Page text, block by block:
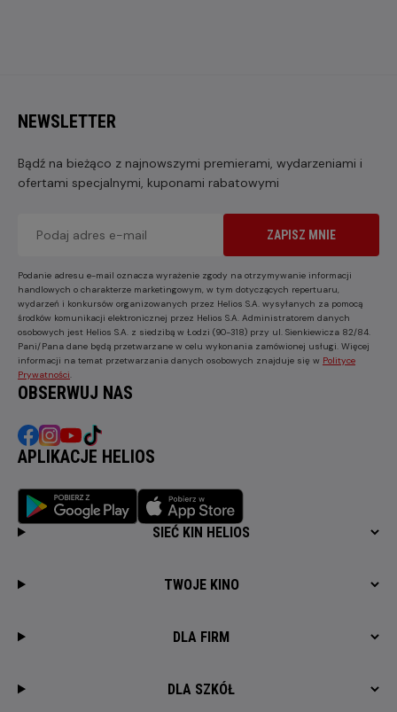
NEWSLETTER
Bądź na bieżąco z najnowszymi premierami, wydarzeniami i
ofertami specjalnymi, kuponami rabatowymi
ZAPISZ MNIE
Podanie adresu e-mail oznacza wyrażenie zgody na otrzymywanie informacji
handlowych o charakterze marketingowym, w tym dotyczących repertuaru,
wydarzeń i konkursów organizowanych przez Helios S.A. wysyłanych za pomocą
środków komunikacji elektronicznej przez Helios S.A. Administratorem danych
osobowych jest Helios S.A. z siedzibą w Łodzi (90-318) przy ul. Sienkiewicza 82/84.
Pani/Pana dane będą przetwarzane w celu wykonania zamówionej usługi. Więcej
informacji na temat przetwarzania danych osobowych znajduje się w Polityce
Prywatności
OBSERWUJ NAS
APLIKACJE HELIOS
SIEĆ KIN HELIOS
TWOJE KINO
DLA FIRM
DLA SZKÓŁ